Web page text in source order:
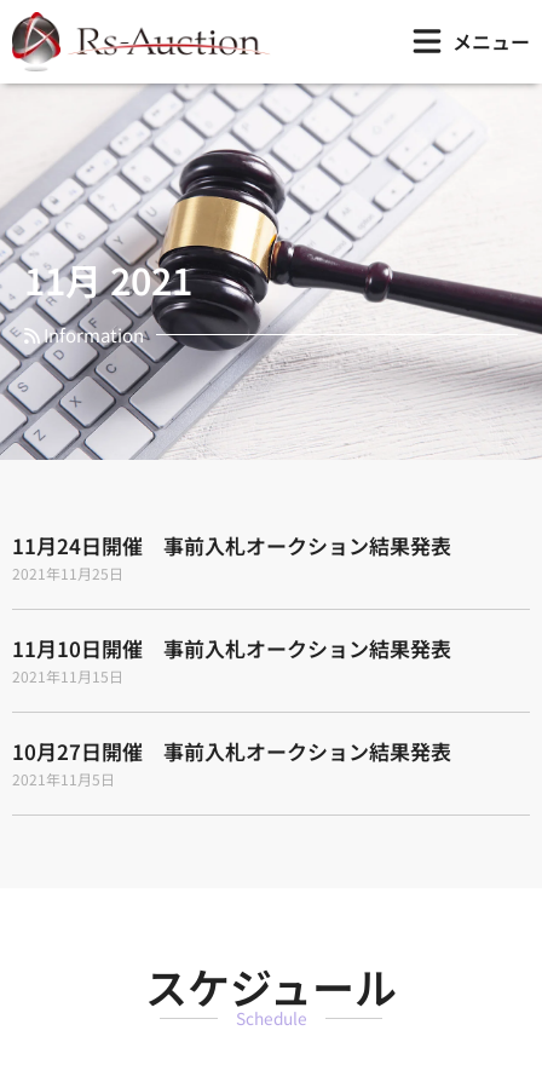
容
ス
メニュー
11月 2021
11月 2021
Information
11月24日開催 事前入札オークション結果発表
2021年11月25日
11月10日開催 事前入札オークション結果発表
2021年11月15日
10月27日開催 事前入札オークション結果発表
2021年11月5日
スケジュール
Schedule